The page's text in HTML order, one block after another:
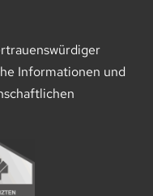
Informationen und